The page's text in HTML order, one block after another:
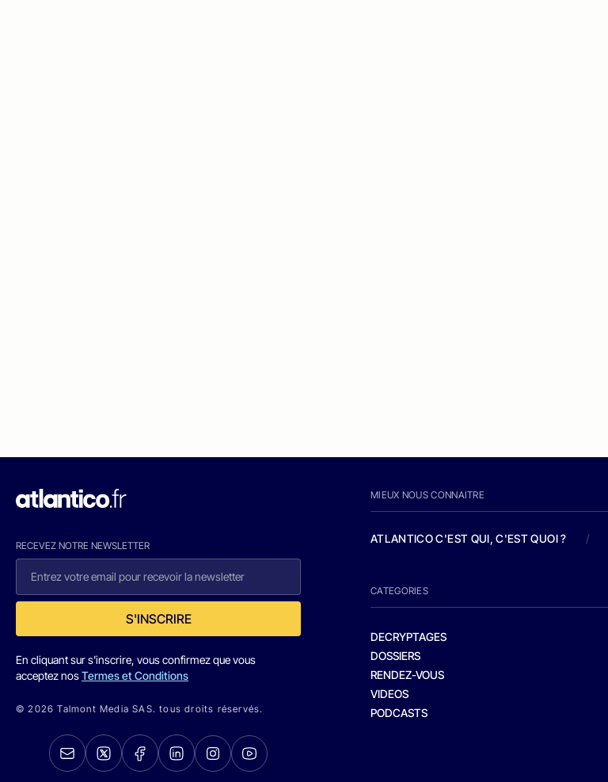
RECEVEZ NOTRE NEWSLETTER
S'INSCRIRE
En cliquant sur s'inscrire, vous confirmez que vous
acceptez nosTermes et Conditions
© 2026 Talmont Media SAS. tous droits réservés.
MIEUX NOUS CONNAITRE
ATLANTICO C'EST QUI, C'EST QUOI ? /
CATEGORIES
DECRYPTAGES
DOSSIERS
RENDEZ-VOUS
VIDEOS
PODCASTS